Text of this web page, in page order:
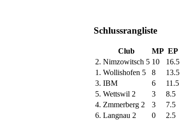
Schlussrangliste
Club MP EP
2. Nimzowitsch 5 10
16.5
1. Wollishofen 5 8
13.5
3. IBM 6
11.5
5. Wettswil 2 3
8.5
4. Zmmerberg 2 3
7.5
6. Langnau 2 0 2.5